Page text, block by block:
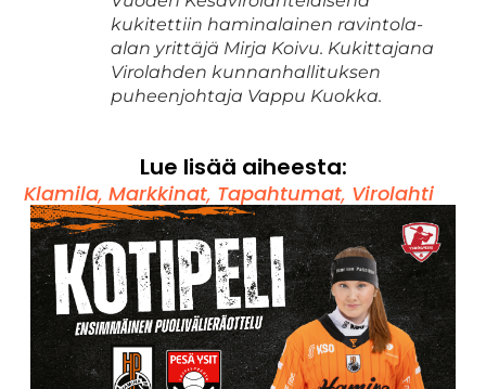
kukitettiin haminalainen ravintola-
alan yrittäjä Mirja Koivu. Kukittajana
Virolahden kunnanhallituksen
puheenjohtaja Vappu Kuokka.
Lue lisää aiheesta:
Klamila,Markkinat, Tapahtumat, Virolahti